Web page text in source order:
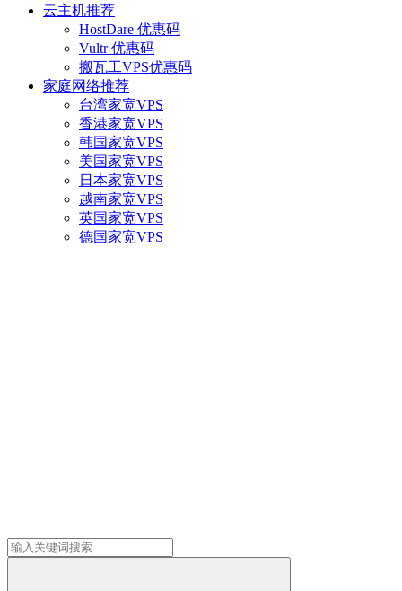
云主机推荐
HostDare 优惠码
Vultr 优惠码
搬瓦工VPS优惠码
家庭网络推荐
台湾家宽VPS
香港家宽VPS
韩国家宽VPS
美国家宽VPS
日本家宽VPS
越南家宽VPS
英国家宽VPS
德国家宽VPS